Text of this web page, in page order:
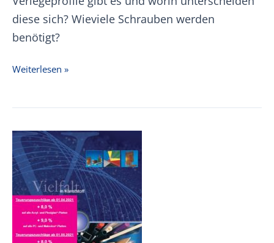
diese sich? Wieviele Schrauben werden
benötigt?
Verlegeanleitung
Weiterlesen »